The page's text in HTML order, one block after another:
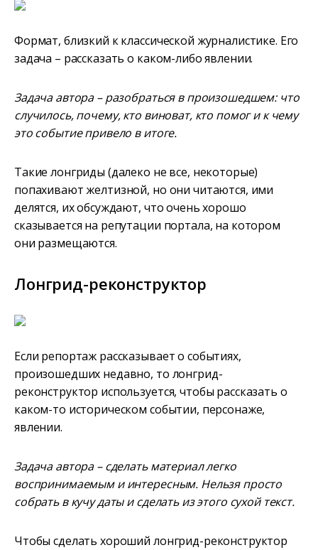
Формат, близкий к классической журналистике. Его
задача – рассказать о каком-либо явлении.
Задача автора – разобраться в произошедшем: что
случилось, почему, кто виноват, кто помог и к чему
это событие привело в итоге.
Такие лонгриды (далеко не все, некоторые)
попахивают желтизной, но они читаются, ими
делятся, их обсуждают, что очень хорошо
сказывается на репутации портала, на котором
они размещаются.
Лонгрид-реконструктор
Если репортаж рассказывает о событиях,
произошедших недавно, то лонгрид-
реконструктор используется, чтобы рассказать о
каком-то историческом событии, персонаже,
явлении.
Задача автора – сделать материал легко
воспринимаемым и интересным. Нельзя просто
собрать в кучу даты и сделать из этого сухой текст.
Чтобы сделать хороший лонгрид-реконструктор